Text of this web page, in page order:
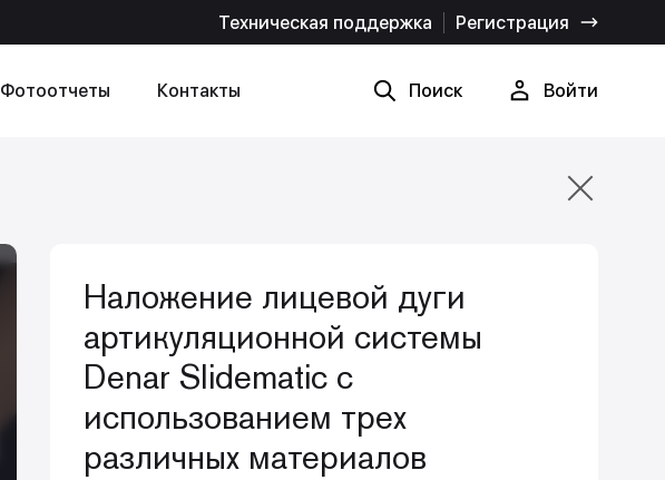
Техническая поддержка Регистрация
Фотоотчеты Контакты Поиск Войти
Наложение лицевой дуги
артикуляционной системы
Denar Slidematic с
использованием трех
различных материалов
Отмена